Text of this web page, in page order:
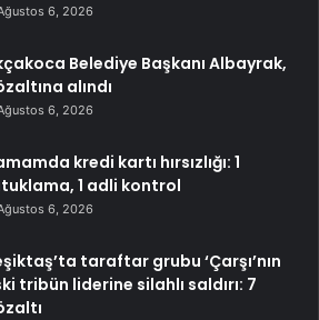
6, 2026
Belediye Başkanı Albayrak,
alındı
6, 2026
kredi kartı hırsızlığı: 1
1 adli kontrol
6, 2026
taraftar grubu ‘Çarşı’nın
tribün liderine silahlı saldırı: 7